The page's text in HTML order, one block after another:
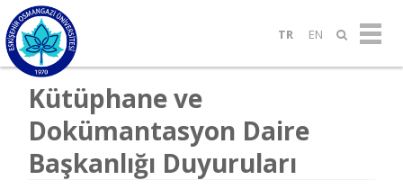
TR EN
Kütüphane ve
Dokümantasyon Daire
Başkanlığı Duyuruları